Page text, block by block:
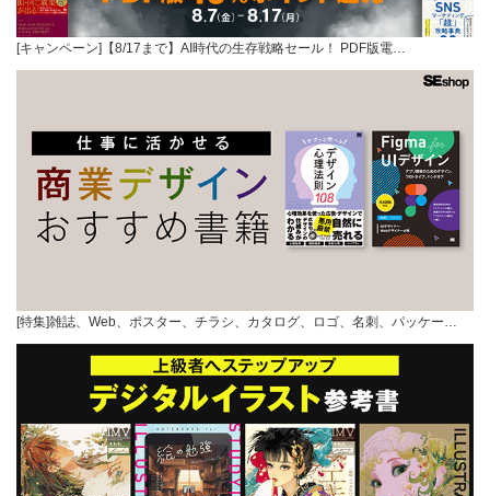
[キャンペーン]【8/17まで】AI時代の生存戦略セール！ PDF版電…
[特集]雑誌、Web、ポスター、チラシ、カタログ、ロゴ、名刺、パッケー…